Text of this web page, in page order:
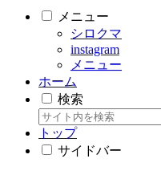
メニュー
シロクマ
instagram
メニュー
ホーム
検索
トップ
サイドバー